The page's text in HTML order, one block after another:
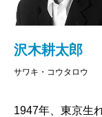
沢木耕太郎
サワキ・コウタロウ
1947年、東京生